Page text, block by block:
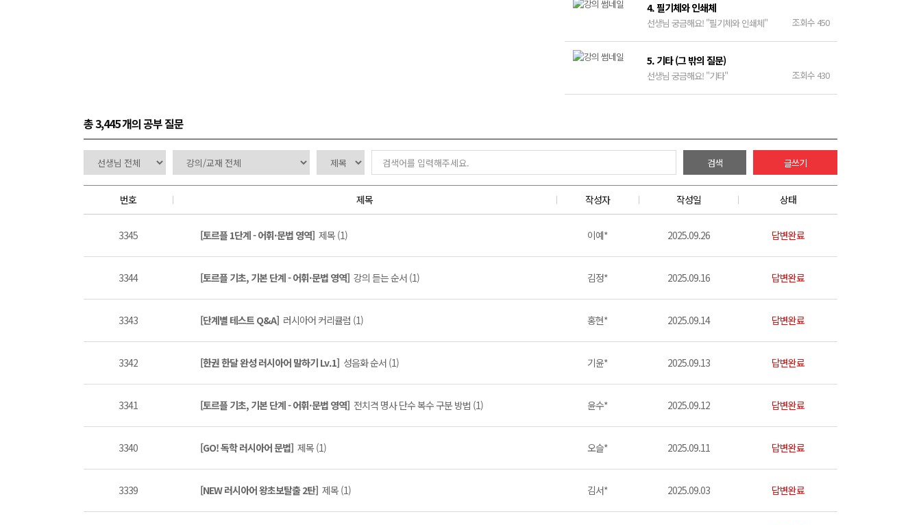
4. 필기체와 인쇄체
선생님 궁금해요! "필기체와 인쇄체" 조회수 450
5. 기타 (그 밖의 질문)
선생님 궁금해요! "기타" 조회수 430
총 3,445 개의 공부 질문
검색 글쓰기
번호 제목 작성자 작성일 상태
3345 [토르플 1단계 - 어휘·문법 영역] 제목 (1) 이예* 2025.09.26 답변완료
3344 [토르플 기초, 기본 단계 - 어휘·문법 영역] 강의 듣는 순서 (1) 김정* 2025.09.16 답변완료
3343 [단계별 테스트 Q&A] 러시아어 커리큘럼 (1) 홍현* 2025.09.14 답변완료
3342 [한권 한달 완성 러시아어 말하기 Lv.1] 성음화 순서 (1) 기윤* 2025.09.13 답변완료
3341 [토르플 기초, 기본 단계 - 어휘·문법 영역] 전치격 명사 단수 복수 구분 방법 (1) 윤수* 2025.09.12 답변완료
3340 [GO! 독학 러시아어 문법] 제목 (1) 오슬* 2025.09.11 답변완료
3339 [NEW 러시아어 왕초보탈출 2탄] 제목 (1) 김서* 2025.09.03 답변완료